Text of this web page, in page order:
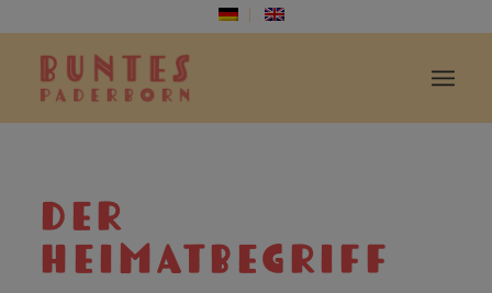
DER
HEIMATBEGRIFF